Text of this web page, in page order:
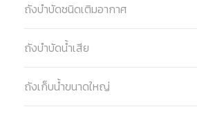
ถังบำบัดชนิดเติมอากาศ
ถังบำบัดน้ำเสีย
ถังเก็บน้ำขนาดใหญ่